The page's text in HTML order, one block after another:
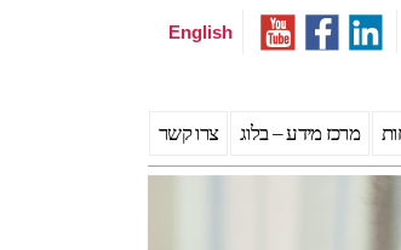
English
מרכז מידע – בלוג צרו קשר